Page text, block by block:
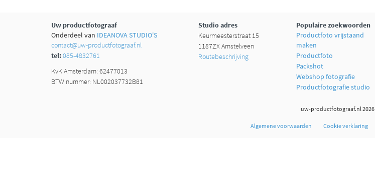
Uw productfotograaf
Onderdeel van IDEANOVA STUDIO'S
contact@uw-productfotograaf.nl
tel:085-4832761
KvK Amsterdam: 62477013
BTW nummer: NL002037732B81
Studio adres
Keurmeesterstraat 15
1187ZX Amstelveen
Routebeschrijving
Populaire zoekwoorden
Productfoto vrijstaand
maken
Productfoto
Packshot
Webshop fotografie
Productfotografie studio
uw-productfotograaf.nl 2026
Algemene voorwaarden Cookie verklaring